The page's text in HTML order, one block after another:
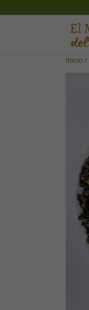
Inicio /